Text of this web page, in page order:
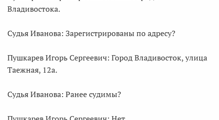
Владивостока.
Судья Иванова: Зарегистрированы по адресу?
Пушкарев Игорь Сергеевич: Город Владивосток, улица
Таежная, 12а.
Судья Иванова: Ранее судимы?